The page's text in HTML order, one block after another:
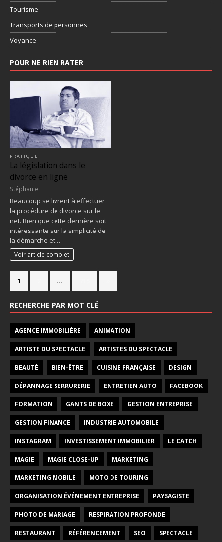
Tourisme
Transports de personnes
Voyance
POUR NE RIEN RATER
PRATIQUE
La législation dans le
divorce en ligne
Stéphanie
Beaucoup se livrent à effectuer
la procédure de divorce sur le
net. Bien que cette dernière soit
intéressante sur la simplicité de
la démarche et…
Voir article complet
1 …
RECHERCHE PAR MOT CLÉ
AGENCE IMMOBILIÈRE ANIMATION
ARTISTE DU SPECTACLE ARTISTES DU SPECTACLE
BEAUTÉ BIEN-ÊTRE CUISINE FRANÇAISE DESIGN
DÉPANNAGE SERRURERIE ENTRETIEN AUTO FACEBOOK
FORMATION GANTS DE BOXE GESTION ENTREPRISE
GESTION FINANCE INDUSTRIE AUTOMOBILE
INSTAGRAM INVESTISSEMENT IMMOBILIER LE CATCH
MAGIE MAGIE CLOSE-UP MARKETING
MARKETING MOBILE MOTO DE TOURING
ORGANISATION ÉVÉNEMENT ENTREPRISE PAYSAGISTE
PHOTO DE MARIAGE RESPIRATION PROFONDE
RESTAURANT RÉFÉRENCEMENT SEO SPECTACLE